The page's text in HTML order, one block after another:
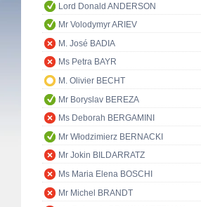
Lord Donald ANDERSON
Mr Volodymyr ARIEV
M. José BADIA
Ms Petra BAYR
M. Olivier BECHT
Mr Boryslav BEREZA
Ms Deborah BERGAMINI
Mr Włodzimierz BERNACKI
Mr Jokin BILDARRATZ
Ms Maria Elena BOSCHI
Mr Michel BRANDT